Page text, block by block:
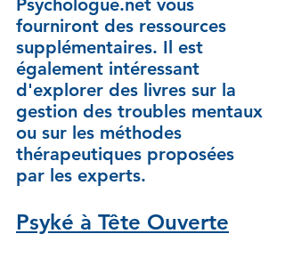
Psychologue.net vous
fourniront des ressources
supplémentaires. Il est
également intéressant
d'explorer des livres sur la
gestion des troubles mentaux
ou sur les méthodes
thérapeutiques proposées
par les experts.
Psyké à Tête Ouverte